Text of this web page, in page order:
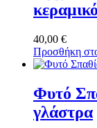
40,00 €
Προσθήκη
Φυτό
γλάστρα